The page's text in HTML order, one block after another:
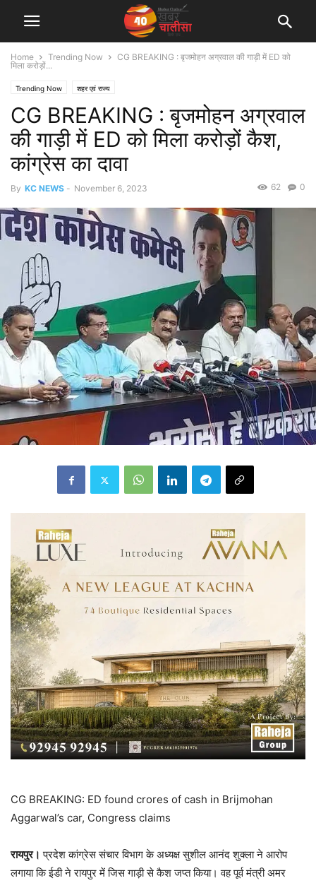
Home Trending Now
CG BREAKING : बृजमोहन अग्रवाल की गाड़ी में ED को
मिला करोड़ों...
Trending Now शहर एवं राज्य
CG BREAKING : बृजमोहन अग्रवाल
की गाड़ी में ED को मिला करोड़ों कैश,
कांग्रेस का दावा
By KC NEWS - November 6, 2023 0
62
CG BREAKING: ED found crores of cash in Brijmohan
Aggarwal’s car, Congress claims
रायपुर। प्रदेश कांग्रेस संचार विभाग के अध्यक्ष सुशील आनंद शुक्ला ने आरोप
लगाया कि ईडी ने रायपुर में जिस गाड़ी से कैश जप्त किया। वह पूर्व मंत्री अमर